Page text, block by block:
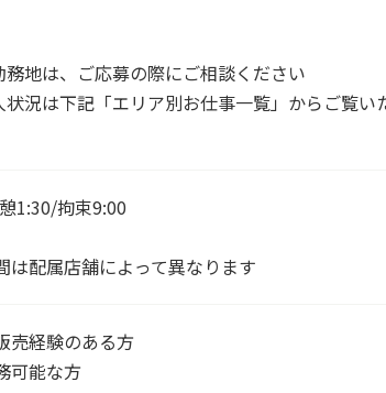
地は、ご応募の際にご相談ください
況は下記「エリア別お仕事一覧」からご覧い
1:30/拘束9:00
は配属店舗によって異なります
売経験のある方
可能な方